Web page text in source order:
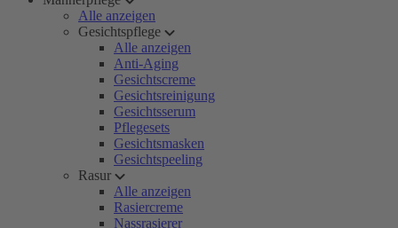
Alle anzeigen
Gesichtspflege
Alle anzeigen
Anti-Aging
Gesichtscreme
Gesichtsreinigung
Gesichtsserum
Pflegesets
Gesichtsmasken
Gesichtspeeling
Rasur
Alle anzeigen
Rasiercreme
Nassrasierer